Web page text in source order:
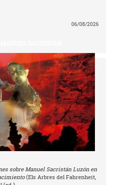
06/08/2026
sobre Manuel Sacristán Luzón en
(Els Arbres del Fahrenheit,